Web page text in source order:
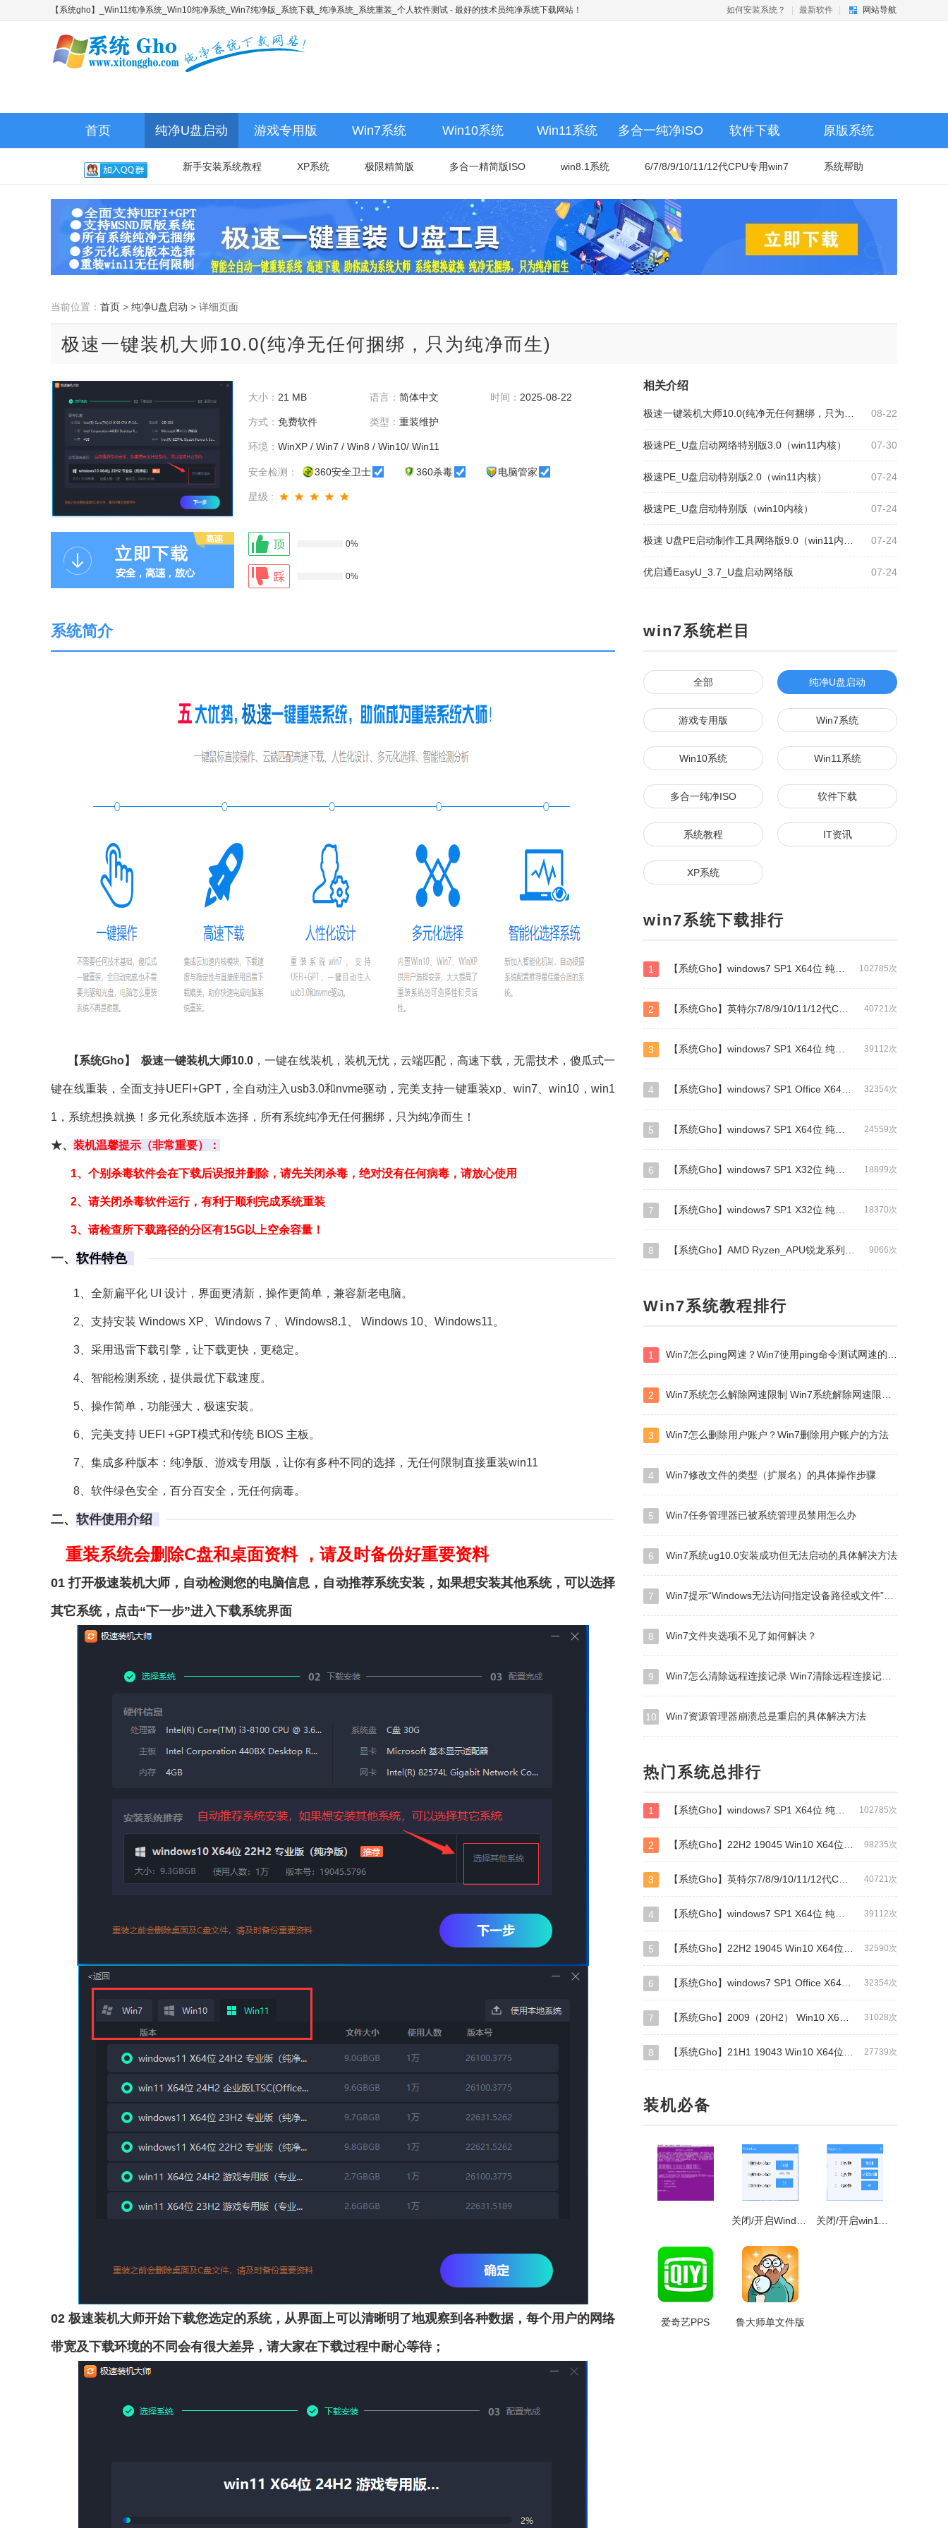
【系统gho】_Win11纯净系统_Win10纯净系统_Win7纯净版_系统下载_纯净系统_系统重装_个人软件测试 - 最好的技术员纯净系统下载网站！ 如何安装系统？ 最新软件 网站导航
首页 纯净U盘启动 游戏专用版 Win7系统 Win10系统 Win11系统 多合一纯净ISO 软件下载 原版系统
新手安装系统教程 XP系统 极限精简版 多合一精简版ISO win8.1系统 6/7/8/9/10/11/12代CPU专用win7 系统帮助
当前位置： 首页 > 纯净U盘启动 > 详细页面
极速一键装机大师10.0(纯净无任何捆绑，只为纯净而生)
大小： 21 MB 语言： 简体中文 时间： 2025-08-22
方式： 免费软件 类型： 重装维护
环境： WinXP / Win7 / Win8 / Win10/ Win11
安全检测： 360安全卫士 360杀毒 电脑管家
星级 :
0%
0%
系统简介
【系统Gho】 极速一键装机大师10.0 ，一键在线装机，装机无忧，云端匹配，高速下载，无需技术，傻瓜式一
键在线重装，全面支持UEFI+GPT，全自动注入usb3.0和nvme驱动，完美支持一键重装xp、win7、win10，win1
1，系统想换就换！多元化系统版本选择，所有系统纯净无任何捆绑，只为纯净而生！
★、 装机温馨提示（非常重要）：
1、个别杀毒软件会在下载后误报并删除，请先关闭杀毒，绝对没有任何病毒，请放心使用
2、 请关闭杀毒软件运行，有利于顺利完成系统重装
3、请检查所下载路径的分区有15G以上空余容量！
一、 软件特色
1、全新扁平化 UI 设计，界面更清新，操作更简单，兼容新老电脑。
2、支持安装 Windows XP、Windows 7 、Windows8.1、 Windows 10、Windows11。
3、采用迅雷下载引擎，让下载更快，更稳定。
4、智能检测系统，提供最优下载速度。
5、操作简单，功能强大，极速安装。
6、完美支持 UEFI +GPT模式和传统 BIOS 主板。
7、集成多种版本：纯净版、游戏专用版，让你有多种不同的选择，无任何限制直接重装win11
8、软件绿色安全，百分百安全，无任何病毒。
二、 软件使用介绍
重装系统会删除C盘和桌面资料 ，请及时备份好重要资料
01 打开极速装机大师，自动检测您的电脑信息，自动推荐系统安装，如果想安装其他系统，可以选择
其它系统，点击“下一步”进入下载系统界面
02 极速装机大师开始下载您选定的系统，从界面上可以清晰明了地观察到各种数据，每个用户的网络
带宽及下载环境的不同会有很大差异，请大家在下载过程中耐心等待；
相关介绍
08-22
07-30
极速PE_U盘启动网络特别版3.0（win11内核）
07-24
极速PE_U盘启动特别版2.0（win11内核）
07-24
极速PE_U盘启动特别版（win10内核）
07-24
07-24
优启通EasyU_3.7_U盘启动网络版
win7系统栏目
全部 纯净U盘启动
游戏专用版 Win7系统
Win10系统 Win11系统
多合一纯净ISO 软件下载
系统教程 IT资讯
XP系统
win7系统下载排行
102785次
1 【系统Gho】windows7 SP1 X64位 纯净旗舰版（万能驱动版）
40721次
2 【系统Gho】英特尔7/8/9/10/11/12代CPU专用 64位 WIN7
39112次
3 【系统Gho】windows7 SP1 X64位 纯净旗舰版（驱动总裁版）
32354次
4 【系统Gho】windows7 SP1 Office X64位 旗舰版（补丁更新至2026年1月)
24559次
5 【系统Gho】windows7 SP1 X64位 纯净专业版（GHO/WIM格式）
18899次
6 【系统Gho】windows7 SP1 X32位 纯净旗舰版（万能驱动版）
18370次
7 【系统Gho】windows7 SP1 X32位 纯净旗舰版（驱动总裁版）
9066次
8 【系统Gho】AMD Ryzen_APU锐龙系列CPU专用WIN7
Win7系统教程排行
1 Win7怎么ping网速？Win7使用ping命令测试网速的方法
2 Win7系统怎么解除网速限制 Win7系统解除网速限制方法
3 Win7怎么删除用户账户？Win7删除用户账户的方法
4 Win7修改文件的类型（扩展名）的具体操作步骤
5 Win7任务管理器已被系统管理员禁用怎么办
6 Win7系统ug10.0安装成功但无法启动的具体解决方法
7 Win7提示“Windows无法访问指定设备路径或文件”怎么办？
8 Win7文件夹选项不见了如何解决？
9 Win7怎么清除远程连接记录 Win7清除远程连接记录方法
10 Win7资源管理器崩溃总是重启的具体解决方法
热门系统总排行
102785次
1 【系统Gho】windows7 SP1 X64位 纯净旗舰版（万能驱动版）
98235次
2 【系统Gho】22H2 19045 Win10 X64位 纯净专业版（万能驱动版）
40721次
3 【系统Gho】英特尔7/8/9/10/11/12代CPU专用 64位 WIN7
39112次
4 【系统Gho】windows7 SP1 X64位 纯净旗舰版（驱动总裁版）
32590次
5 【系统Gho】22H2 19045 Win10 X64位 纯净专业版（驱动总裁版）
32354次
6 【系统Gho】windows7 SP1 Office X64位 旗舰版（补丁更新至2026年1月)
31028次
7 【系统Gho】2009（20H2） Win10 X64位 纯净专业版（GHO/WIM格式）
27739次
8 【系统Gho】21H1 19043 Win10 X64位 纯净专业版（GHO/WIM格式）
装机必备
爱奇艺PPS 鲁大师单文件版